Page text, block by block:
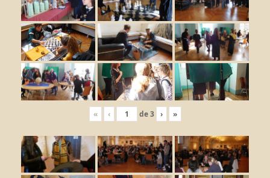
« ‹ de3 › »